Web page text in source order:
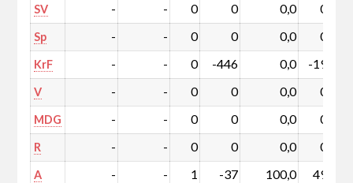
SV - - 0 0 0,0 0,0
Sp - - 0 0 0,0 0,0
KrF - - 0 -446 0,0 -19,8
V - - 0 0 0,0 0,0
MDG - - 0 0 0,0 0,0
R - - 0 0 0,0 0,0
A - -
1
-37 100,0 49,2